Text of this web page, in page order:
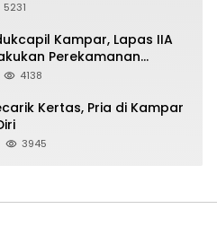
5231
Kampar, Lapas IIA
Perekamanan
WBP
4138
Kertas, Pria di Kampar
3945